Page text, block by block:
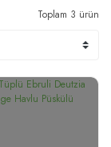
Toplam 3 ürün